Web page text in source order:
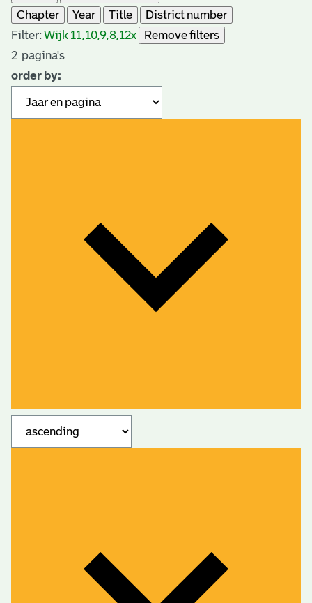
Chapter
Year Title
District number
Filter: Wijk 11,10,9,8,12x
Remove filters
2 pagina's
order by: